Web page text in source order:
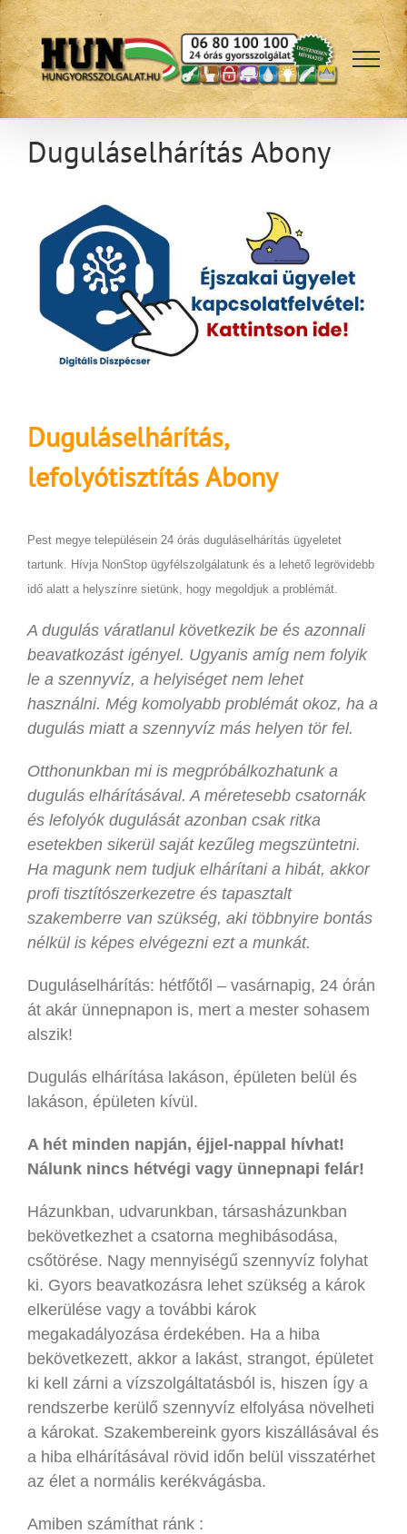
Kihagyás
Duguláselhárítás Abony
Duguláselhárítás,
lefolyótisztításAbony
Pest megye településein 24 órás duguláselhárítás ügyeletet
tartunk. Hívja NonStop ügyfélszolgálatunk és a lehető legrövidebb
idő alatt a helyszínre sietünk, hogy megoldjuk a problémát.
A dugulás váratlanul következik be és azonnali
beavatkozást igényel. Ugyanis amíg nem folyik
le a szennyvíz, a helyiséget nem lehet
használni. Még komolyabb problémát okoz, ha a
dugulás miatt a szennyvíz más helyen tör fel.
Otthonunkban mi is megpróbálkozhatunk a
dugulás elhárításával. A méretesebb csatornák
és lefolyók dugulását azonban csak ritka
esetekben sikerül saját kezűleg megszüntetni.
Ha magunk nem tudjuk elhárítani a hibát, akkor
profi tisztítószerkezetre és tapasztalt
szakemberre van szükség, aki többnyire bontás
nélkül is képes elvégezni ezt a munkát.
Duguláselhárítás: hétfőtől – vasárnapig, 24 órán
át akár ünnepnapon is, mert a mester sohasem
alszik!
Dugulás elhárítása lakáson, épületen belül és
lakáson, épületen kívül.
A hét minden napján, éjjel-nappal hívhat!
Nálunk nincs hétvégi vagy ünnepnapi felár!
Házunkban, udvarunkban, társasházunkban
bekövetkezhet a csatorna meghibásodása,
csőtörése. Nagy mennyiségű szennyvíz folyhat
ki. Gyors beavatkozásra lehet szükség a károk
elkerülése vagy a további károk
megakadályozása érdekében. Ha a hiba
bekövetkezett, akkor a lakást, strangot, épületet
ki kell zárni a vízszolgáltatásból is, hiszen így a
rendszerbe kerülő szennyvíz elfolyása növelheti
a károkat. Szakembereink gyors kiszállásával és
a hiba elhárításával rövid időn belül visszatérhet
az élet a normális kerékvágásba.
Amiben számíthat ránk :